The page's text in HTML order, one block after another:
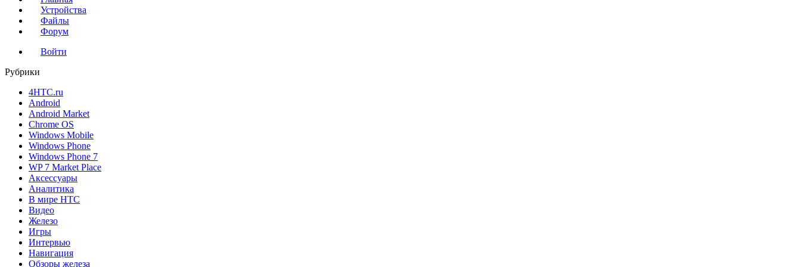
Устройства
Файлы
Форум
Войти
Рубрики
4HTC.ru
Android
Android Market
Chrome OS
Windows Mobile
Windows Phone
Windows Phone 7
WP 7 Market Place
Аксессуары
Аналитика
В мире HTC
Видео
Железо
Игры
Интервью
Навигация
Обзоры железа